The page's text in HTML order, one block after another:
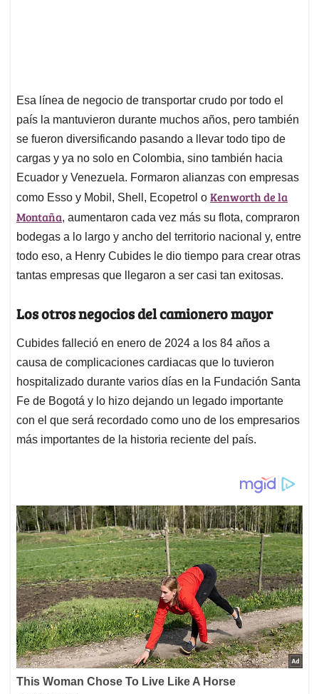
Esa línea de negocio de transportar crudo por todo el
país la mantuvieron durante muchos años, pero también
se fueron diversificando pasando a llevar todo tipo de
cargas y ya no solo en Colombia, sino también hacia
Ecuador y Venezuela. Formaron alianzas con empresas
como Esso y Mobil, Shell, Ecopetrol o Kenworth de la
Montaña, aumentaron cada vez más su flota, compraron
bodegas a lo largo y ancho del territorio nacional y, entre
todo eso, a Henry Cubides le dio tiempo para crear otras
tantas empresas que llegaron a ser casi tan exitosas.
Los otros negocios del camionero mayor
Cubides falleció en enero de 2024 a los 84 años a
causa de complicaciones cardiacas que lo tuvieron
hospitalizado durante varios días en la Fundación Santa
Fe de Bogotá y lo hizo dejando un legado importante
con el que será recordado como uno de los empresarios
más importantes de la historia reciente del país.